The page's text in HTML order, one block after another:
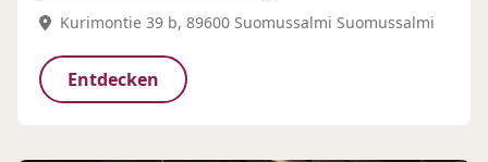
Kurimontie 39 b, 89600 Suomussalmi Suomussalmi
Entdecken